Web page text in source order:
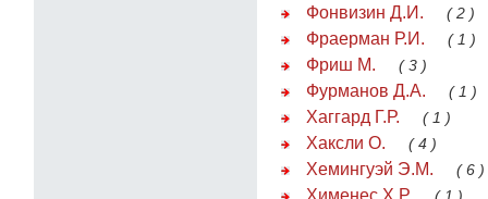
Фонвизин Д.И. ( 2 )
Фраерман Р.И. ( 1 )
Фриш М. ( 3 )
Фурманов Д.А. ( 1 )
Хаггард Г.Р. ( 1 )
Хаксли О. ( 4 )
Хемингуэй Э.М. ( 6 )
Хименес Х.Р.